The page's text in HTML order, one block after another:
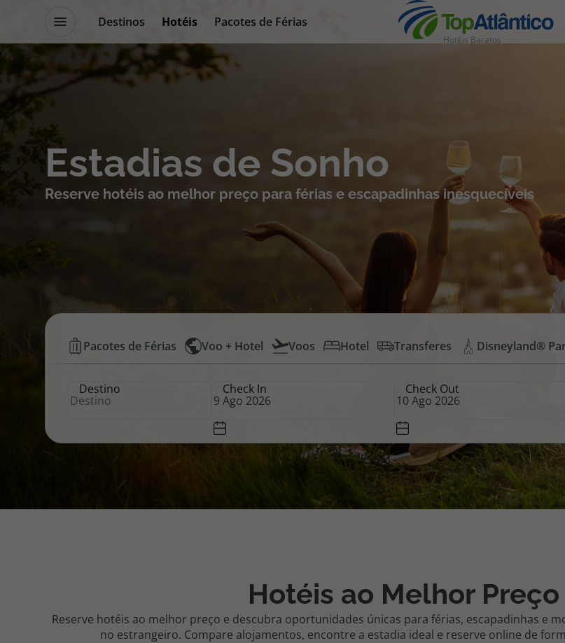
Destinos Hotéis
Pacotes de Férias
Promoções
Blog TopViagens Hotéis Baratos
Destinos
Voos
Pacotes de Férias
Disneyland ® Paris
Cruzeiros
Promoções
Cheque Viagem
Blog TopViagens
Estadias de Sonho
Reserve hotéis ao melhor preço para férias e escapadinhas inesquecíveis
Hotéis
Baratos
Top
Pacotes de Férias Voo + Hotel Voos Hotel Transferes Disneyland®
Destino Check In Check Out
Hotéis ao Melhor Preço
Reserve hotéis ao melhor preço e descubra oportunidades únicas para férias, escapadinhas e
no estrangeiro. Compare alojamentos, encontre a estadia ideal e reserve online de